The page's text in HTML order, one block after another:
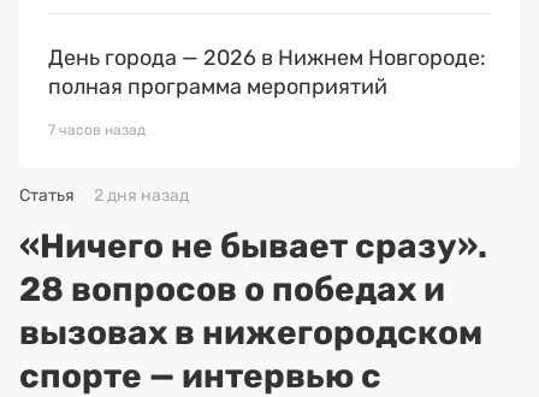
День города — 2026 в Нижнем Новгороде:
полная программа мероприятий
7 часов назад
Статья 2 дня назад
«Ничего не бывает сразу».
28 вопросов о победах и
вызовах в нижегородском
спорте — интервью с